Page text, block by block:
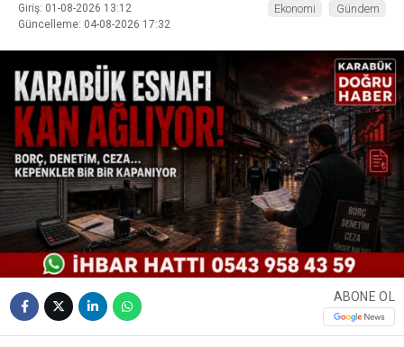
Giriş: 01-08-2026 13:12
Güncelleme: 04-08-2026 17:32
Ekonomi Gündem
ABONE OL